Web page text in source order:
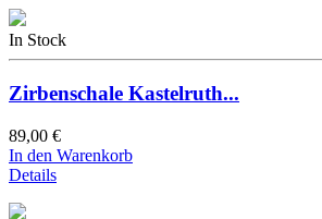
In Stock
Zirbenschale Kastelruth...
89,00 €
In den Warenkorb
Details